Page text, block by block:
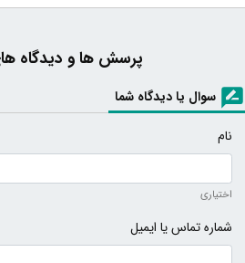
پرسش ها و دیدگاه
سوال یا دیدگاه شما
نام
اختیاری
شماره تماس یا ایمیل